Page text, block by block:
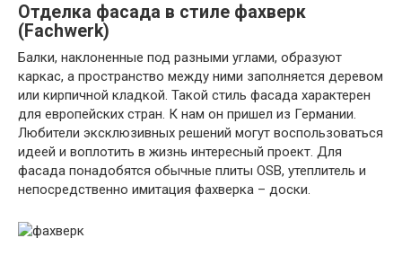
Отделка фасада в стиле фахверк
(Fachwerk)
Балки, наклоненные под разными углами, образуют
каркас, а пространство между ними заполняется деревом
или кирпичной кладкой. Такой стиль фасада характерен
для европейских стран. К нам он пришел из Германии.
Любители эксклюзивных решений могут воспользоваться
идеей и воплотить в жизнь интересный проект. Для
фасада понадобятся обычные плиты OSB, утеплитель и
непосредственно имитация фахверка – доски.